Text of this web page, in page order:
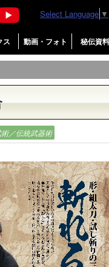
ス 動画・フォト 秘伝資
Select Language ▼
術／伝統武器術